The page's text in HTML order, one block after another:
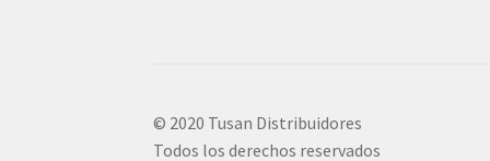
© 2020 Tusan Distribuidores
Todos los derechos reservados